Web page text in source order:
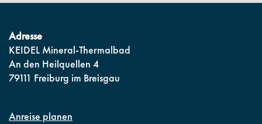
Adresse
KEIDEL Mineral-Thermalbad
An den Heilquellen 4
79111 Freiburg im Breisgau
Anreise planen